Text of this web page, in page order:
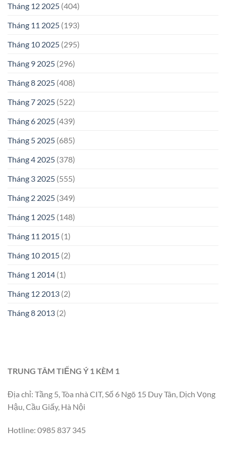
Tháng 12 2025 (404)
Tháng 11 2025 (193)
Tháng 10 2025 (295)
Tháng 9 2025 (296)
Tháng 8 2025 (408)
Tháng 7 2025 (522)
Tháng 6 2025 (439)
Tháng 5 2025 (685)
Tháng 4 2025 (378)
Tháng 3 2025 (555)
Tháng 2 2025 (349)
Tháng 1 2025 (148)
Tháng 11 2015 (1)
Tháng 10 2015 (2)
Tháng 1 2014 (1)
Tháng 12 2013 (2)
Tháng 8 2013 (2)
TRUNG TÂM TIẾNG Ý 1 KÈM 1
Địa chỉ: Tầng 5, Tòa nhà CIT, Số 6 Ngõ 15 Duy Tân, Dịch Vọng
Hậu, Cầu Giấy, Hà Nội
Hotline: 0985 837 345